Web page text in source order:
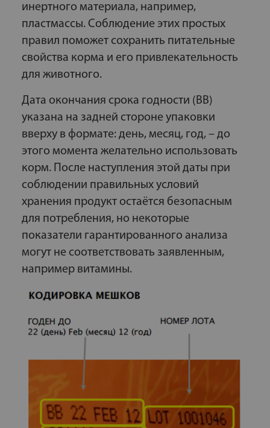
инертного материала, например,
пластмассы. Соблюдение этих простых
правил поможет сохранить питательные
свойства корма и его привлекательность
для животного.
Дата окончания срока годности (ВВ)
указана на задней стороне упаковки
вверху в формате: день, месяц, год, – до
этого момента желательно использовать
корм. После наступления этой даты при
соблюдении правильных условий
хранения продукт остаётся безопасным
для потребления, но некоторые
показатели гарантированного анализа
могут не соответствовать заявленным,
например витамины.